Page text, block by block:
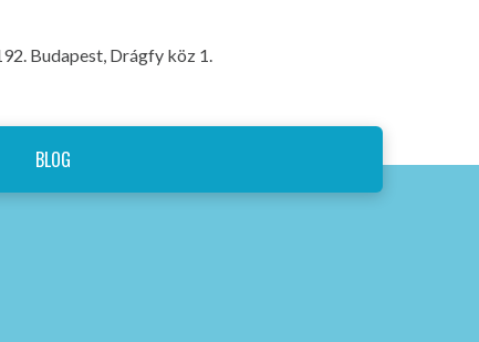
Budapest, Drágfy köz 1.
BLOG